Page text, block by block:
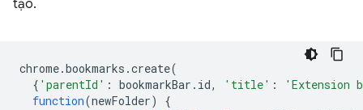
tạo.
chrome.bookmarks .create(
{ 'parentId' : bookmarkBar . id, 'title' :
'Extension
function(newFolder)
{